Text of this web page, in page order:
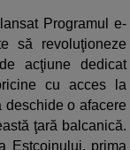
Programul e-
să revoluţioneze
acţiune dedicat
cu acces la
deschide o afacere
ţară balcanică.
Estcoinului, prima